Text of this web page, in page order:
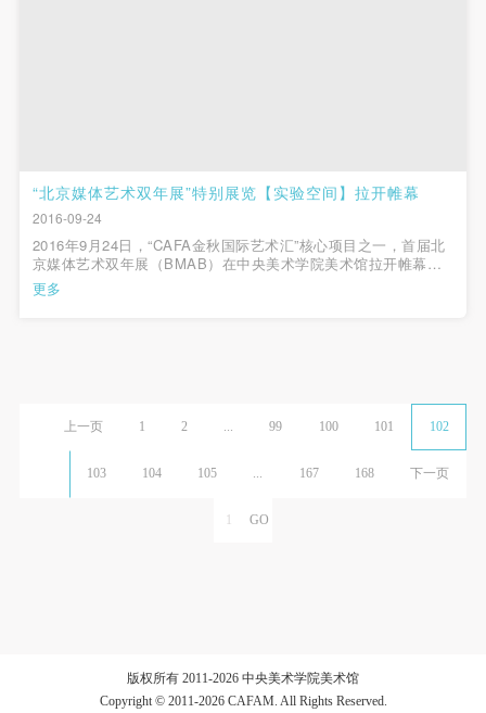
“北京媒体艺术双年展”特别展览【实验空间】拉开帷幕
2016-09-24
2016年9月24日，“CAFA金秋国际艺术汇”核心项目之一，首届北
京媒体艺术双年展（BMAB）在中央美术学院美术馆拉开帷幕。
作为2016北京国际设计周的主题展览，首届北京媒体艺术双年展
在中华世纪坛艺术馆与中央美术学院美术馆同时展出。中央美术
更多
上一页 1 2 ... 99 100 101 102
103 104 105 ... 167 168 下一页
版权所有 2011-2026 中央美术学院美术馆
Copyright © 2011-2026 CAFAM. All Rights Reserved.